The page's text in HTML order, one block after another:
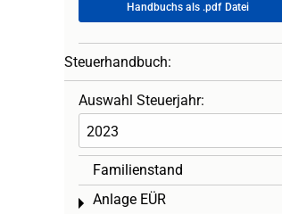
Handbuchs als .pdf Datei
Steuerhandbuch:
Auswahl Steuerjahr:
Familienstand
Anlage EÜR
Toggle menu